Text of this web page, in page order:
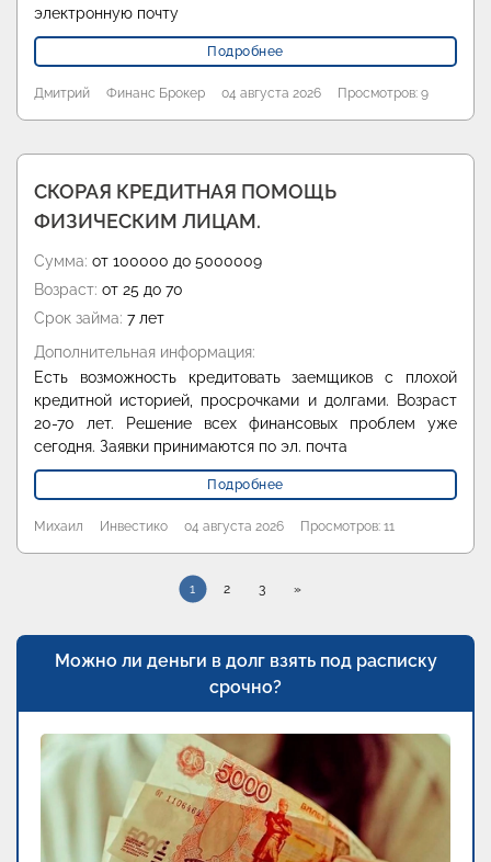
электронную почту
Подробнее
Дмитрий Финанс Брокер 04 августа 2026 Просмотров: 9
СКОРАЯ КРЕДИТНАЯ ПОМОЩЬ
ФИЗИЧЕСКИМ ЛИЦАМ.
Сумма: от 100000 до 5000009
Возраст: от 25 до 70
Срок займа: 7 лет
Дополнительная информация:
Есть возможность кредитовать заемщиков с плохой
кредитной историей, просрочками и долгами. Возраст
20-70 лет. Решение всех финансовых проблем уже
сегодня. Заявки принимаются по эл. почта
Подробнее
Михаил Инвестико 04 августа 2026 Просмотров: 11
1 2 3 »
Можно ли деньги в долг взять под расписку
срочно?